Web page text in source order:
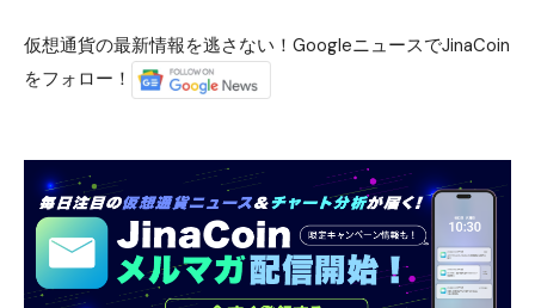
仮想通貨の最新情報を逃さない！GoogleニュースでJinaCoin
をフォロー！